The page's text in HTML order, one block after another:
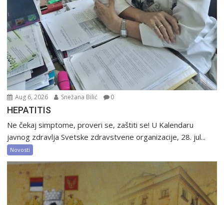
Aug 6, 2026 Snežana Bilić 0
HEPATITIS
Ne čekaj simptome, proveri se, zaštiti se! U Kalendaru
javnog zdravlja Svetske zdravstvene organizacije, 28. jul...
Novosti